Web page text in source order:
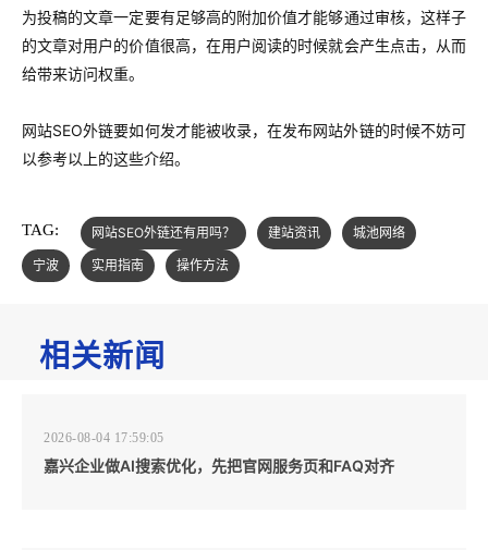
为投稿的文章一定要有足够高的附加价值才能够通过审核，这样子
的文章对用户的价值很高，在用户阅读的时候就会产生点击，从而
给带来访问权重。
网站SEO外链要如何发才能被收录，在发布网站外链的时候不妨可
以参考以上的这些介绍。
TAG: 网站SEO外链还有用吗？ 建站资讯
城池网络
宁波
实用指南 操作方法
相关新闻
2026-08-04 17:59:05
嘉兴企业做AI搜索优化，先把官网服务页和FAQ对齐